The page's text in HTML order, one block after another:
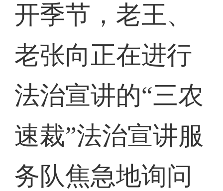
开季节，老王、
老张向正在进行
法治宣讲的“三农
速裁”法治宣讲服
务队焦急地询问